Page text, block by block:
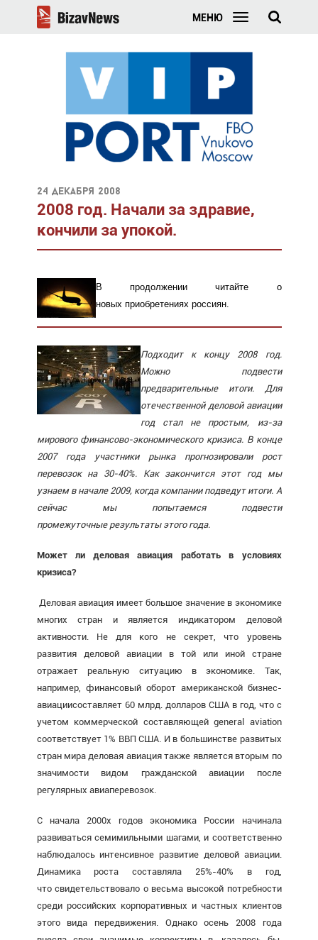
МЕНЮ
24 декабря 2008
2008 год. Начали за здравие,
кончили за упокой.
В продолжении читайте о
новых приобретениях россиян.
Подходит к концу 2008 год.
Можно подвести
предварительные итоги. Для
отечественной деловой авиации
год стал не простым, из-за
мирового финансово-экономического кризиса. В конце
2007 года участники рынка прогнозировали рост
перевозок на 30-40%. Как закончится этот год мы
узнаем в начале 2009, когда компании подведут итоги. А
сейчас мы попытаемся подвести
промежуточные результаты этого года.
Может ли деловая авиация работать в условиях
кризиса?
Деловая авиация имеет большое значение в экономике
многих стран и является индикатором деловой
активности. Не для кого не секрет, что уровень
развития деловой авиации в той или иной стране
отражает реальную ситуацию в экономике. Так,
например, финансовый оборот американской бизнес-
авиациисоставляет 60 млрд. долларов США в год, что с
учетом коммерческой составляющей general aviation
соответствует 1% ВВП США. И в большинстве развитых
стран мира деловая авиация также является вторым по
значимости видом гражданской авиации после
регулярных авиаперевозок.
С начала 2000х годов экономика России начинала
развиваться семимильными шагами, и соответственно
наблюдалось интенсивное развитие деловой авиации.
Динамика роста составляла 25%-40% в год,
что свидетельствовало о весьма высокой потребности
среди российских корпоративных и частных клиентов
этого вида передвижения. Однако осень 2008 года